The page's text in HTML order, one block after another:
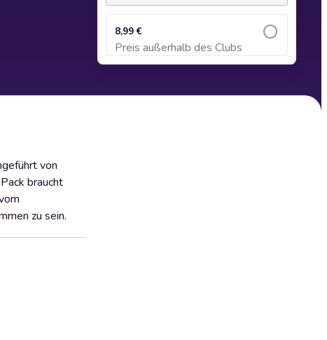
von
braucht
zu sein.
8,99 €
Preis außerhalb des Clubs
Zum Warenkorb hinzufügen